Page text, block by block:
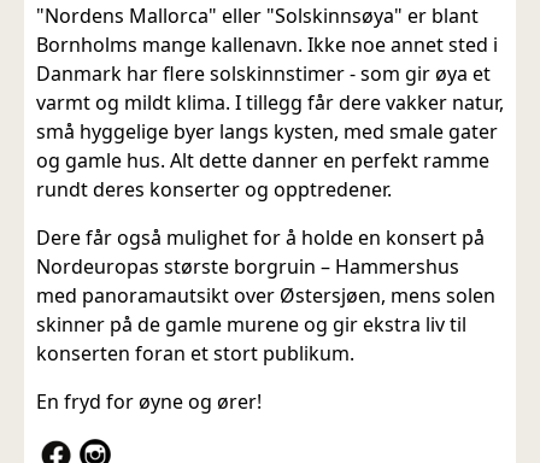
"Nordens Mallorca" eller "Solskinnsøya" er blant
Bornholms mange kallenavn. Ikke noe annet sted i
Danmark har flere solskinnstimer - som gir øya et
varmt og mildt klima. I tillegg får dere vakker natur,
små hyggelige byer langs kysten, med smale gater
og gamle hus. Alt dette danner en perfekt ramme
rundt deres konserter og opptredener.
Dere får også mulighet for å holde en konsert på
Nordeuropas største borgruin – Hammershus
med panoramautsikt over Østersjøen, mens solen
skinner på de gamle murene og gir ekstra liv til
konserten foran et stort publikum.
En fryd for øyne og ører!